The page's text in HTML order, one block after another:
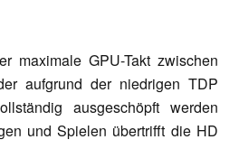
maximale GPU-Takt zwischen
aufgrund der niedrigen TDP
ausgeschöpft werden
und Spielen übertrifft die HD